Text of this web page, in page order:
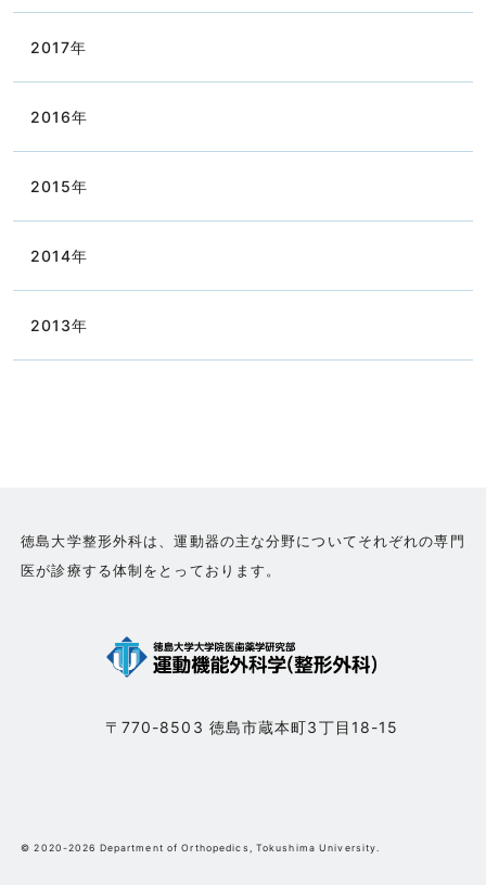
2017年
2016年
2015年
2014年
2013年
徳島大学整形外科は、運動器の主な分野についてそれぞれの専門
医が診療する体制をとっております。
〒770-8503 徳島市蔵本町3丁目18-15
© 2020-2026 Department of Orthopedics, Tokushima University.